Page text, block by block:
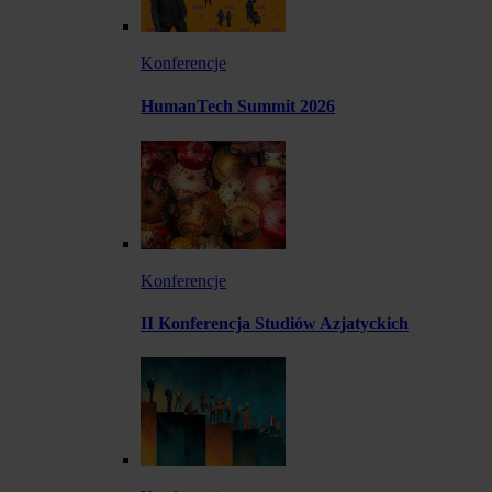
Konferencje
HumanTech Summit 2026
Konferencje
II Konferencja Studiów Azjatyckich